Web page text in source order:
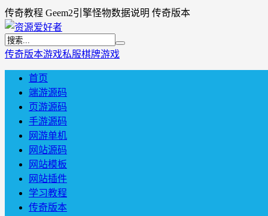
传奇教程 Geem2引擎怪物数据说明 传奇版本
传奇版本游戏私服棋牌游戏
首页
端游源码
页游源码
手游源码
网游单机
网站源码
网站模板
网站插件
学习教程
传奇版本